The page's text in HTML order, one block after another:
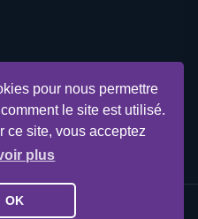
pour nous permettre
le site est utilisé.
ce site, vous acceptez
plus
OK
droits réservés